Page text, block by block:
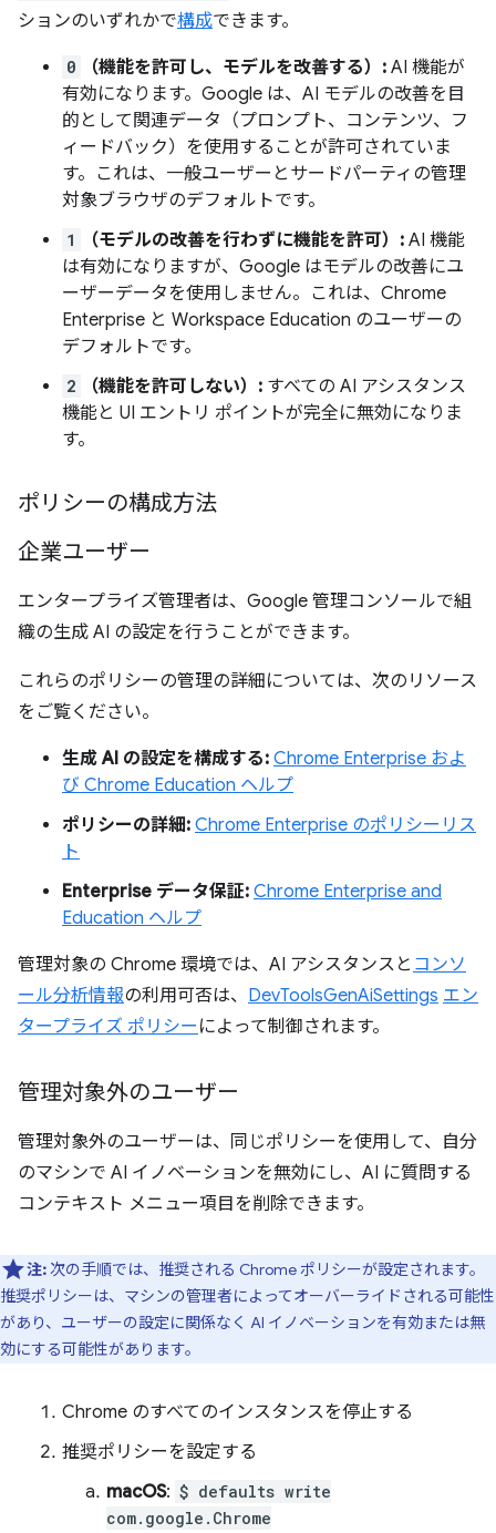
ションのいずれかで構成できます。
0 （機能を許可し、モデルを改善する）: AI 機能が
有効になります。Google は、AI モデルの改善を目
的として関連データ（プロンプト、コンテンツ、フ
ィードバック）を使用することが許可されていま
す。これは、一般ユーザーとサードパーティの管理
対象ブラウザのデフォルトです。
1 （モデルの改善を行わずに機能を許可）: AI 機能
は有効になりますが、Google はモデルの改善にユ
ーザーデータを使用しません。これは、Chrome
Enterprise と Workspace Education のユーザーの
デフォルトです。
2 （機能を許可しない）: すべての AI アシスタンス
機能と UI エントリ ポイントが完全に無効になりま
す。
ポリシーの構成方法
企業ユーザー
エンタープライズ管理者は、Google 管理コンソールで組
織の生成 AI の設定を行うことができます。
これらのポリシーの管理の詳細については、次のリソース
をご覧ください。
生成 AI の設定を構成する: Chrome Enterprise およ
び Chrome Education ヘルプ
ポリシーの詳細: Chrome Enterprise のポリシーリス
ト
Enterprise データ保証: Chrome Enterprise and
Education ヘルプ
管理対象の Chrome 環境では、AI アシスタンスと コンソ
ール分析情報の利用可否は、 DevToolsGenAiSettings エン
タープライズ ポリシー によって制御されます。
管理対象外のユーザー
管理対象外のユーザーは、同じポリシーを使用して、自分
のマシンで AI イノベーションを無効にし、AI に質問する
コンテキスト メニュー項目を削除できます。
注:次の手順では、推奨される Chrome ポリシーが設定されます。
推奨ポリシーは、マシンの管理者によってオーバーライドされる可能性
があり、ユーザーの設定に関係なく AI イノベーションを有効または無
効にする可能性があります。
Chrome のすべてのインスタンスを停止する
推奨ポリシーを設定する
macOS: $ defaults write
com.google.Chrome